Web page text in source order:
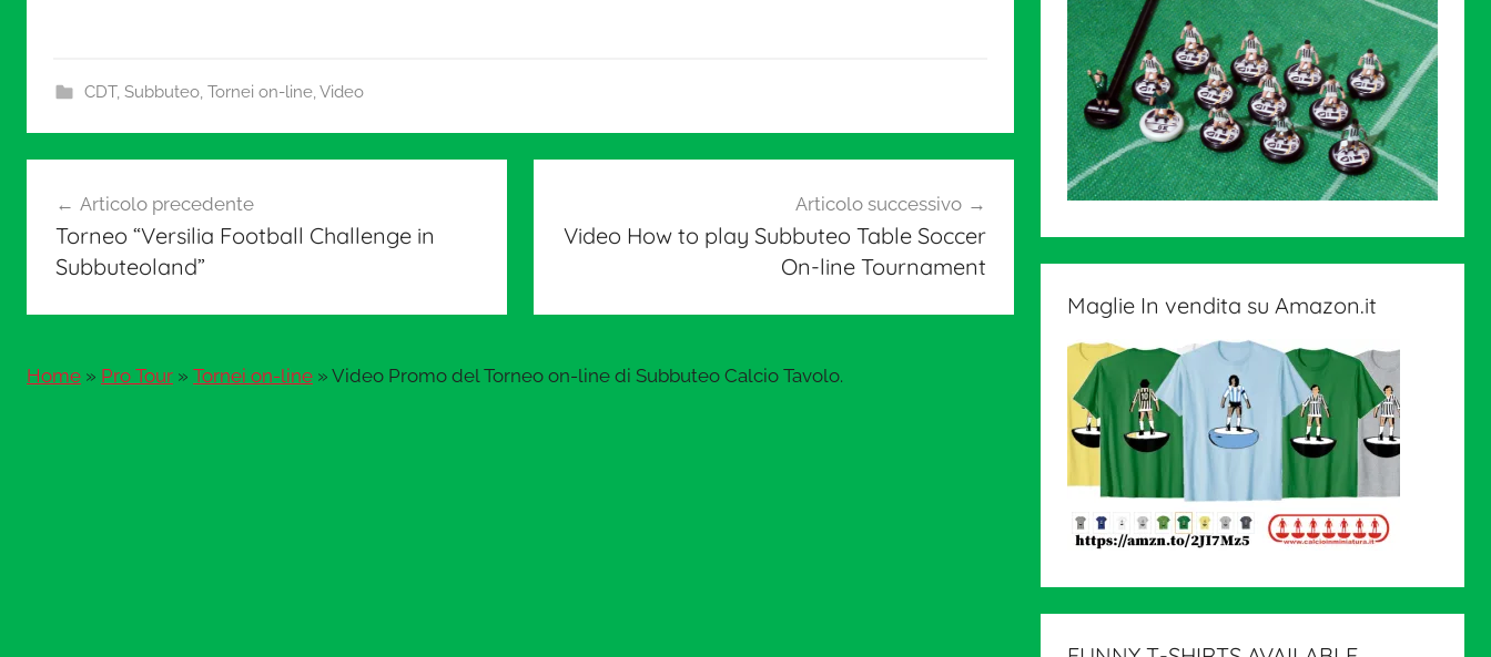
t
CDT, Subbuteo, Tornei on-line,Video
articoli
Articolo precedente
Torneo “Versilia Football Challenge in
Subbuteoland”
Articolo successivo
Video How to play Subbuteo Table Soccer
On-line Tournament
Home » Pro Tour » Tornei on-line » Video Promo del Torneo on-line di Subbuteo Calcio Tavolo.
Maglie In vendita su Amazon.it